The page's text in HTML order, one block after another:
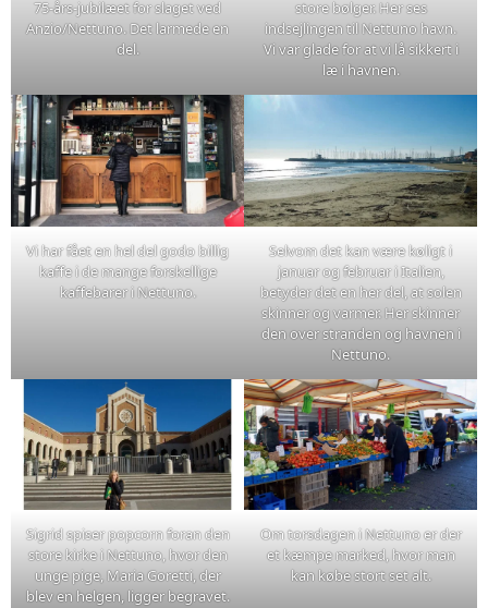
75-års-jubilæet for slaget ved
Anzio/Nettuno. Det larmede en
del.
store bølger. Her ses
indsejlingen til Nettuno havn.
Vi var glade for at vi lå sikkert i
læ i havnen.
Vi har fået en hel del godo billig
kaffe i de mange forskellige
kaffebarer i Nettuno.
Selvom det kan være køligt i
januar og februar i Italien,
betyder det en her del, at solen
skinner og varmer. Her skinner
den over stranden og havnen i
Nettuno.
Sigrid spiser popcorn foran den
store kirke i Nettuno, hvor den
unge pige, Maria Goretti, der
blev en helgen, ligger begravet.
Om torsdagen i Nettuno er der
et kæmpe marked, hvor man
kan købe stort set alt.